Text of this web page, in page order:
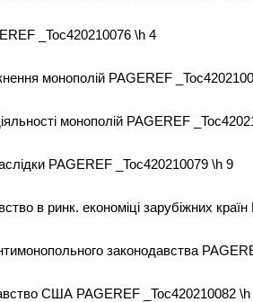
_Toc420210076 \h 4
монополій PAGEREF
монополій PAGEREF
PAGEREF _Toc420210079 \h 9
в ринк. економіці зарубіжних
законодавства
США PAGEREF _Toc420210082 \h